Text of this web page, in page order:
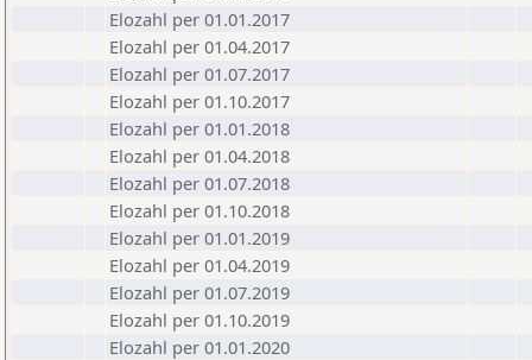
Elozahl per 01.01.2017
Elozahl per 01.04.2017
Elozahl per 01.07.2017
Elozahl per 01.10.2017
Elozahl per 01.01.2018
Elozahl per 01.04.2018
Elozahl per 01.07.2018
Elozahl per 01.10.2018
Elozahl per 01.01.2019
Elozahl per 01.04.2019
Elozahl per 01.07.2019
Elozahl per 01.10.2019
Elozahl per 01.01.2020